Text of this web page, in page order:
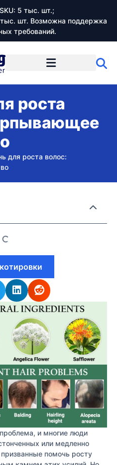
5 тыс. шт.;
шт. Возможна поддержка
требований.
роста
для роста волос:
и многие люди
или медленно
помочь росту